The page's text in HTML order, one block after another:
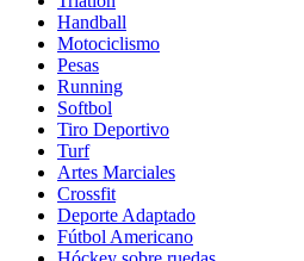
Handball
Motociclismo
Pesas
Running
Softbol
Tiro Deportivo
Turf
Artes Marciales
Crossfit
Deporte Adaptado
Fútbol Americano